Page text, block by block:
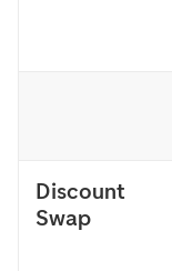
Discount
Swap